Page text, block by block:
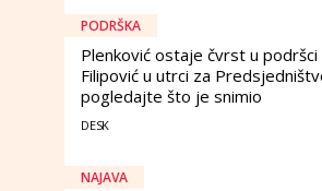
PODRŠKA
Plenković ostaje čvrst u podršci
Filipović u utrci za
pogledajte što je snimio
DESK
NAJAVA